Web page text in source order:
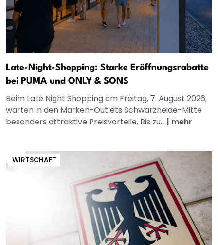
Late-Night-Shopping: Starke Eröffnungsrabatte
bei PUMA und ONLY & SONS
Beim Late Night Shopping am Freitag, 7. August 2026,
warten in den Marken-Outlets Schwarzheide-Mitte
besonders attraktive Preisvorteile. Bis zu... | mehr
WIRTSCHAFT